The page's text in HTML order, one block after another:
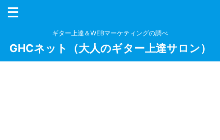
ギター上達＆WEBマーケティングの調べ
GHCネット（大人のギター上達サロン）